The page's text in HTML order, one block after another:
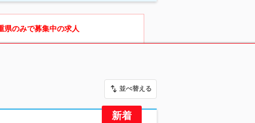
県のみで募集中の求人
並べ替える